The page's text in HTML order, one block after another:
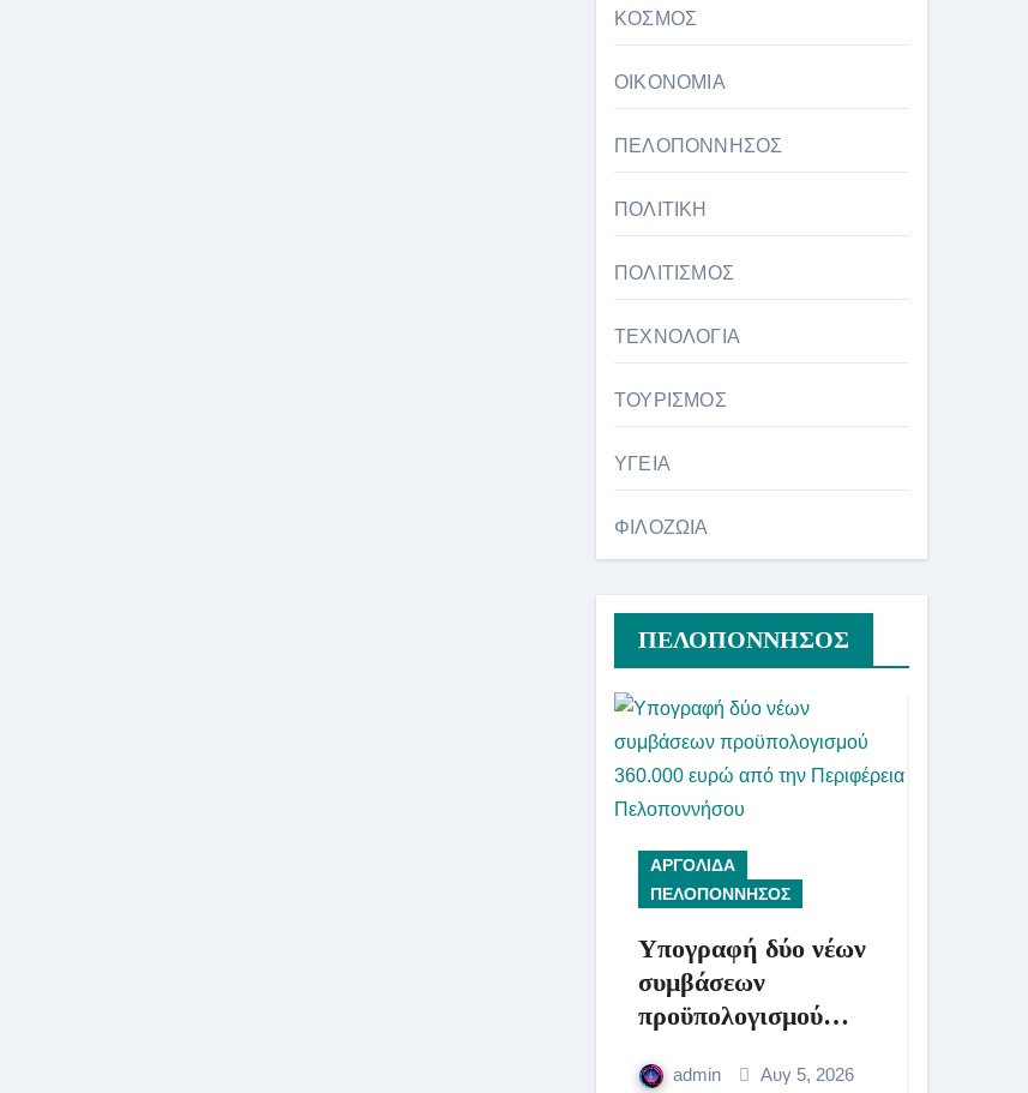
ΚΟΣΜΟΣ
ΟΙΚΟΝΟΜΙΑ
ΠΕΛΟΠΟΝΝΗΣΟΣ
ΠΟΛΙΤΙΚΗ
ΠΟΛΙΤΙΣΜΟΣ
ΤΕΧΝΟΛΟΓΙΑ
ΤΟΥΡΙΣΜΟΣ
ΥΓΕΙΑ
ΦΙΛΟΖΩΙΑ
ΠΕΛΟΠΟΝΝΗΣΟΣ
ΑΡΓΟΛΙΔΑ
ΠΕΛΟΠΟΝΝΗΣΟΣ
Υπογραφή δύο νέων
συμβάσεων
προϋπολογισμού
Περιφέρεια
admin Αυγ 5, 2026